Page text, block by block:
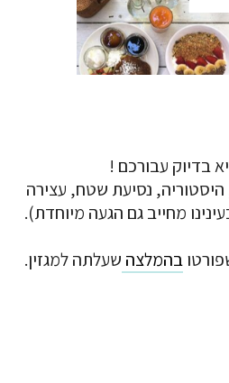
בדיוק עבורכם !
היסטוריה, נסיעת שטח, עצירה
מחייב גם הגעה מיוחדת).
בהמלצה שעלתה למגזין.